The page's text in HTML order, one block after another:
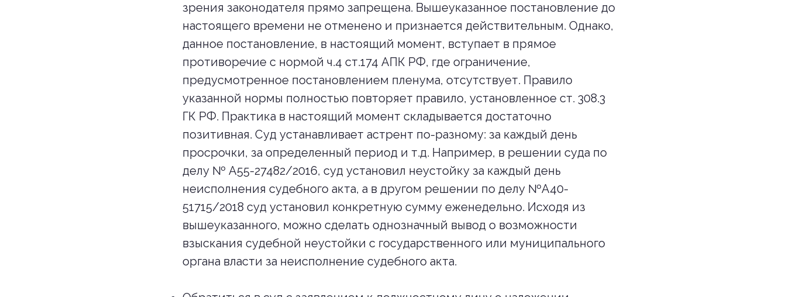
зрения законодателя прямо запрещена. Вышеуказанное постановление до
настоящего времени не отменено и признается действительным. Однако,
данное постановление, в настоящий момент, вступает в прямое
противоречие с нормой ч.4 ст.174 АПК РФ, где ограничение,
предусмотренное постановлением пленума, отсутствует. Правило
указанной нормы полностью повторяет правило, установленное ст. 308.3
ГК РФ. Практика в настоящий момент складывается достаточно
позитивная. Суд устанавливает астрент по-разному: за каждый день
просрочки, за определенный период и т.д. Например, в решении суда по
делу № А55-27482/2016, суд установил неустойку за каждый день
неисполнения судебного акта, а в другом решении по делу №А40-
51715/2018 суд установил конкретную сумму еженедельно. Исходя из
вышеуказанного, можно сделать однозначный вывод о возможности
взыскания судебной неустойки с государственного или муниципального
органа власти за неисполнение судебного акта.